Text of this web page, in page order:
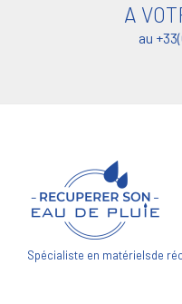
A
au
Spécialiste en matérielsde